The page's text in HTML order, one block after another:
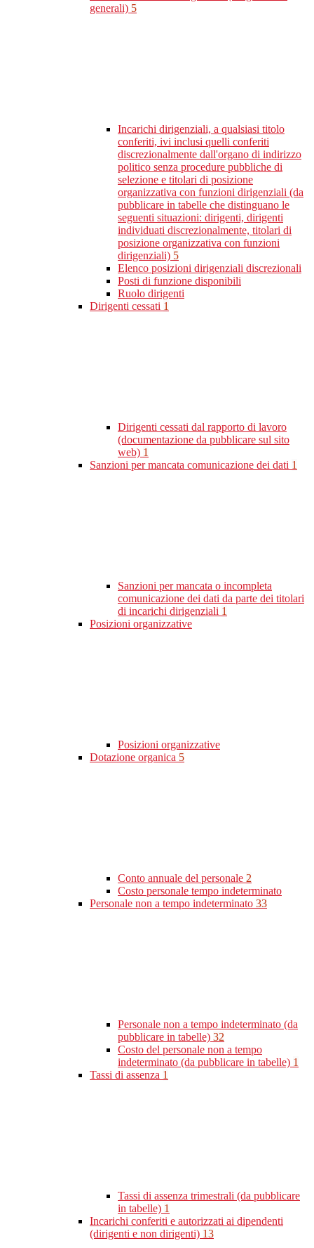
generali) 5
Incarichi dirigenziali, a qualsiasi titolo
conferiti, ivi inclusi quelli conferiti
discrezionalmente dall'organo di indirizzo
politico senza procedure pubbliche di
selezione e titolari di posizione
organizzativa con funzioni dirigenziali (da
pubblicare in tabelle che distinguano le
seguenti situazioni: dirigenti, dirigenti
individuati discrezionalmente, titolari di
posizione organizzativa con funzioni
dirigenziali) 5
Elenco posizioni dirigenziali discrezionali
Posti di funzione disponibili
Ruolo dirigenti
Dirigenti cessati 1
Dirigenti cessati dal rapporto di lavoro
(documentazione da pubblicare sul sito
web) 1
Sanzioni per mancata comunicazione dei dati 1
Sanzioni per mancata o incompleta
comunicazione dei dati da parte dei titolari
di incarichi dirigenziali 1
Posizioni organizzative
Posizioni organizzative
Dotazione organica 5
Conto annuale del personale 2
Costo personale tempo indeterminato
Personale non a tempo indeterminato 33
Personale non a tempo indeterminato (da
pubblicare in tabelle) 32
Costo del personale non a tempo
indeterminato (da pubblicare in tabelle) 1
Tassi di assenza 1
Tassi di assenza trimestrali (da pubblicare
in tabelle) 1
Incarichi conferiti e autorizzati ai dipendenti
(dirigenti e non dirigenti) 13